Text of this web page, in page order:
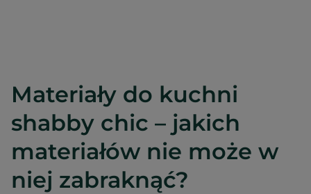
Materiały do kuchni
shabby chic – jakich
materiałów nie może w
niej zabraknąć?